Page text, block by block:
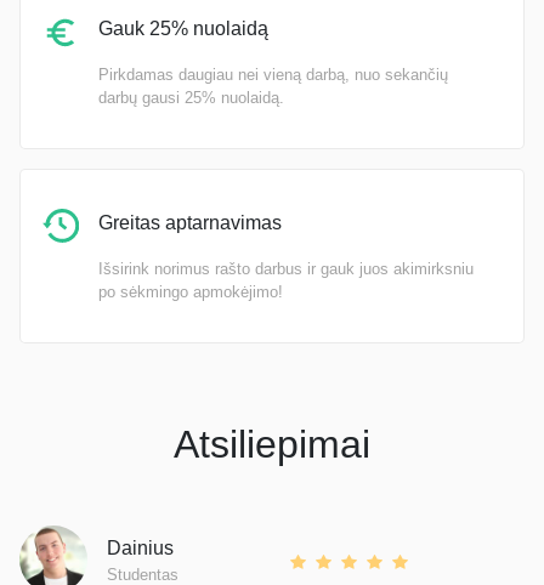
Gauk 25% nuolaidą
Pirkdamas daugiau nei vieną darbą, nuo sekančių
darbų gausi 25% nuolaidą.
Greitas aptarnavimas
Išsirink norimus rašto darbus ir gauk juos akimirksniu
po sėkmingo apmokėjimo!
Atsiliepimai
Dainius
Studentas